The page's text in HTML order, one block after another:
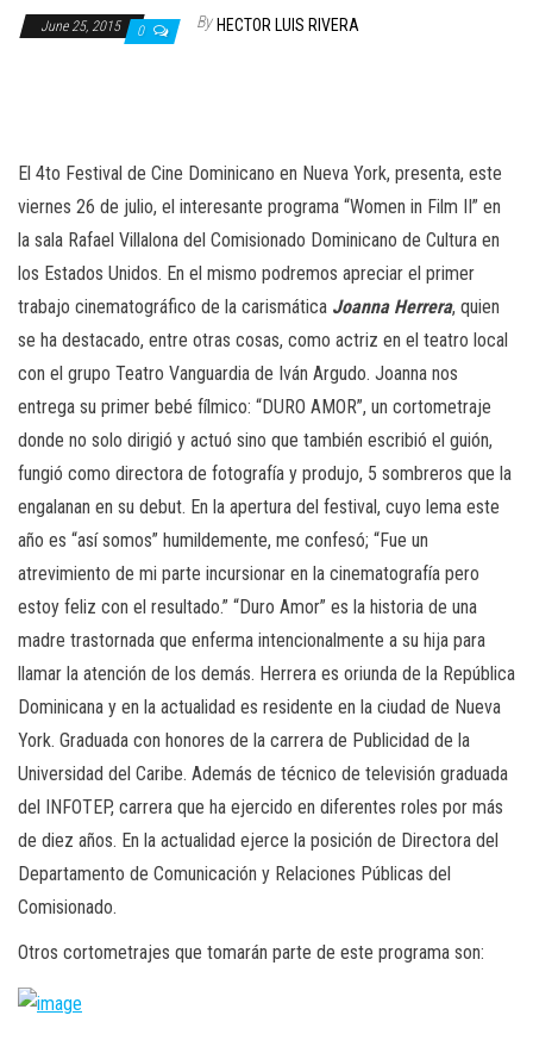
June 25, 2015 0 By HECTOR LUIS RIVERA
El 4to Festival de Cine Dominicano en Nueva York, presenta, este
viernes 26 de julio, el interesante programa “Women in Film II” en
la sala Rafael Villalona del Comisionado Dominicano de Cultura en
los Estados Unidos. En el mismo podremos apreciar el primer
trabajo cinematográfico de la carismática Joanna Herrera, quien
se ha destacado, entre otras cosas, como actriz en el teatro local
con el grupo Teatro Vanguardia de Iván Argudo. Joanna nos
entrega su primer bebé fílmico: “DURO AMOR”, un cortometraje
donde no solo dirigió y actuó sino que también escribió el guión,
fungió como directora de fotografía y produjo, 5 sombreros que la
engalanan en su debut. En la apertura del festival, cuyo lema este
año es “así somos” humildemente, me confesó; “Fue un
atrevimiento de mi parte incursionar en la cinematografía pero
estoy feliz con el resultado.” “Duro Amor” es la historia de una
madre trastornada que enferma intencionalmente a su hija para
llamar la atención de los demás. Herrera es oriunda de la República
Dominicana y en la actualidad es residente en la ciudad de Nueva
York. Graduada con honores de la carrera de Publicidad de la
Universidad del Caribe. Además de técnico de televisión graduada
del INFOTEP, carrera que ha ejercido en diferentes roles por más
de diez años. En la actualidad ejerce la posición de Directora del
Departamento de Comunicación y Relaciones Públicas del
Comisionado.
Otros cortometrajes que tomarán parte de este programa son: